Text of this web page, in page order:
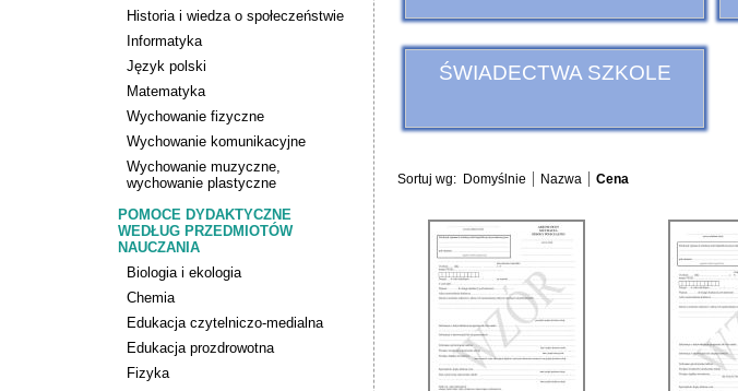
Historia i wiedza o społeczeństwie
Informatyka
Język polski
Matematyka
Wychowanie fizyczne
Wychowanie komunikacyjne
Wychowanie muzyczne,
wychowanie plastyczne
POMOCE DYDAKTYCZNE
WEDŁUG PRZEDMIOTÓW
NAUCZANIA
Biologia i ekologia
Chemia
Edukacja czytelniczo-medialna
Edukacja prozdrowotna
Fizyka
ŚWIADECTWA SZKOLE
Sortuj wg: Domyślnie Nazwa Cena